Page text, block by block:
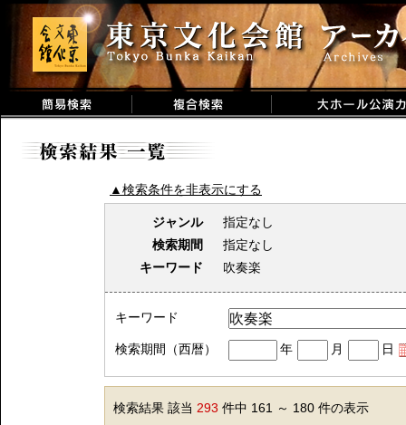
▲検索条件を非表示にする
ジャンル
指定なし
検索期間
指定なし
キーワード
吹奏楽
キーワード
検索期間（西暦） 年 月 日
検索結果 該当 293 件中 161 ～ 180 件の表示